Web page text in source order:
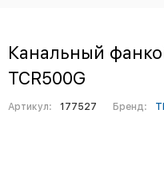
Канальный
TCR500G
Артикул: 177527 Бренд: